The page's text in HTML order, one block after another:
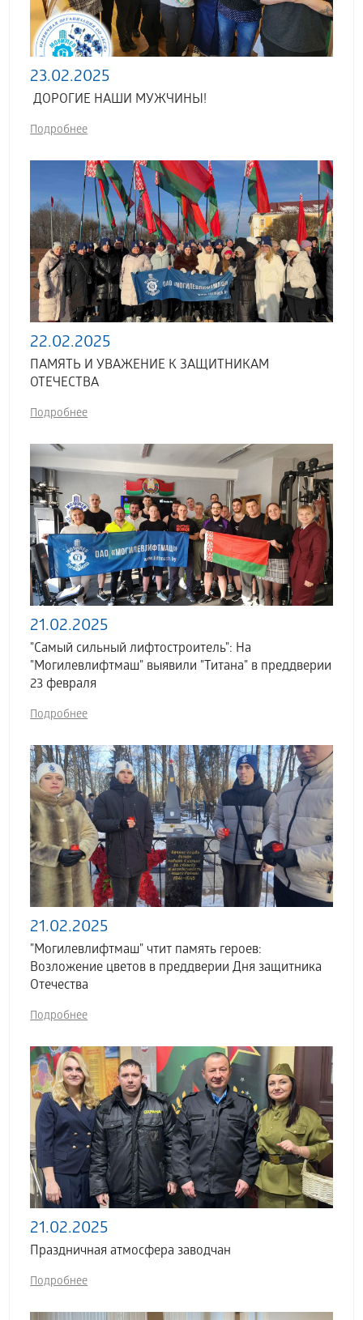
23.02.2025
ДОРОГИЕ НАШИ МУЖЧИНЫ!
Подробнее
22.02.2025
ПАМЯТЬ И УВАЖЕНИЕ К ЗАЩИТНИКАМ
ОТЕЧЕСТВА
Подробнее
21.02.2025
"Самый сильный лифтостроитель": На
"Могилевлифтмаш" выявили "Титана" в преддверии
23 февраля
Подробнее
21.02.2025
"Могилевлифтмаш" чтит память героев:
Возложение цветов в преддверии Дня защитника
Отечества
Подробнее
21.02.2025
Праздничная атмосфера заводчан
Подробнее